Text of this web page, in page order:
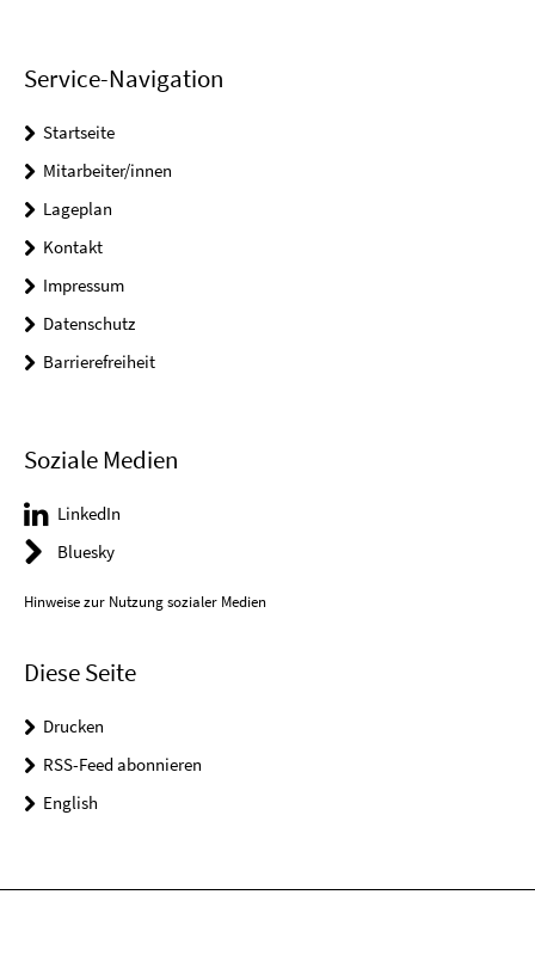
Service-Navigation
Startseite
Mitarbeiter/innen
Lageplan
Kontakt
Impressum
Datenschutz
Barrierefreiheit
Soziale Medien
LinkedIn
Bluesky
Hinweise zur Nutzung sozialer Medien
Diese Seite
Drucken
RSS-Feed abonnieren
English